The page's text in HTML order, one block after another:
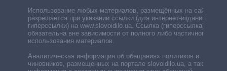
Использование любых материалов, размещённых на сайте,
разрешается при указании ссылки (для интернет-изданий —
гиперссылки) на www.slovoidilo.ua. Ссылка (гиперссылка)
обязательна вне зависимости от полного либо частичного
использования материалов.
Аналитическая информация об обещаниях политиков и
чиновников, размещенных на портале slovoidilo.ua, а также